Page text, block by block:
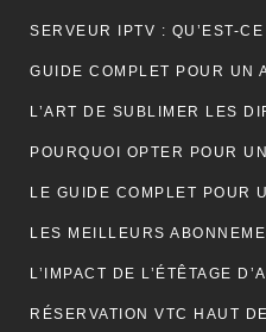
LES MEILLEURS